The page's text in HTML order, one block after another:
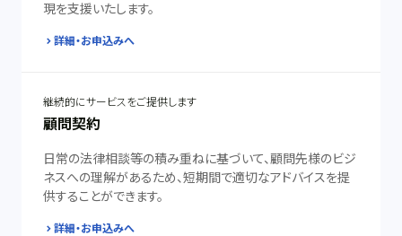
現を支援いたします。
詳細・お申込みへ
継続的にサービスをご提供します
顧問契約
日常の法律相談等の積み重ねに基づいて、顧問先様のビジ
ネスへの理解があるため、短期間で適切なアドバイスを提
供することができます。
詳細・お申込みへ